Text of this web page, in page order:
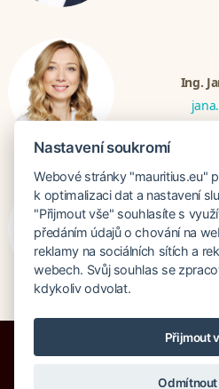
Ing.
Bankruptcy insurance
Nastavení soukromí
Webové stránky "mauritius.eu"
k optimalizaci dat a nastavení
"Přijmout vše" souhlasíte s
předáním údajů o chování na
reklamy na sociálních sítích a
webech. Svůj souhlas se
kdykoliv odvolat.
Přijmout
Odmítnout